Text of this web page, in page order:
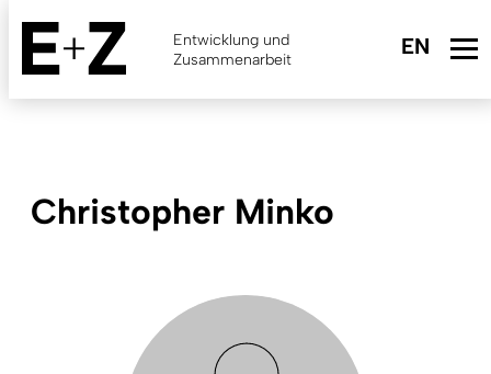
Skip
main
content
Entwicklung und
Zusammenarbeit
Christopher Minko